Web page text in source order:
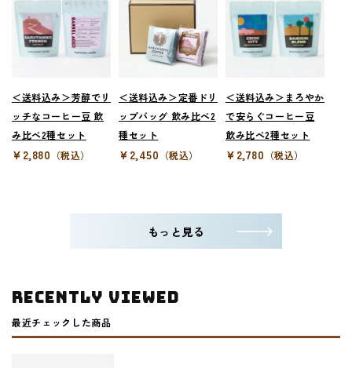
＜送料込み＞芳醇でリ
ッチなコーヒー豆 飲
み比べ2種セット
¥2,880 （税込）
＜送料込み＞定番ドリ
ップバッグ 飲み比べ2
種セット
¥2,450 （税込）
＜送料込み＞まろやか
で安らぐコーヒー豆
飲み比べ2種セット
¥2,780 （税込）
もっと見る
RECENTLY VIEWED
最近チェックした商品